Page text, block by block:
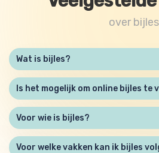
over bijles
Wat is bijles?
Is het mogelijk om online bijles te
Voor wie is bijles?
Voor welke vakken kan ik bijles